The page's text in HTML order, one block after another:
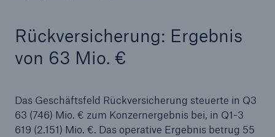
Rückversicherung: Ergebnis
von 63 Mio. €
Das Geschäftsfeld Rückversicherung steuerte in Q3
63 (746) Mio. € zum Konzernergebnis bei, in Q1-3
619 (2.151) Mio. €. Das operative Ergebnis betrug 55
600 bn